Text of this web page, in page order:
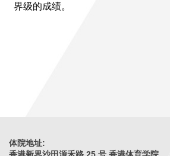
界级的成绩。
体院地址: